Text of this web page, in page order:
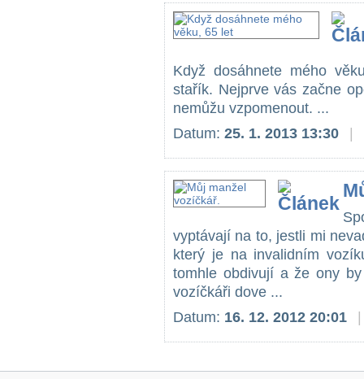
Když dosáhnete mého
stařík. Nejprve vás začne
nemůžu vzpomenout. ...
Datum: 25. 1. 2013 13:30
vyptávají na to, jestli mi
který je na invalidním
tomhle obdivují a že ony
vozíčkáři dove ...
Datum: 16. 12. 2012 20:01